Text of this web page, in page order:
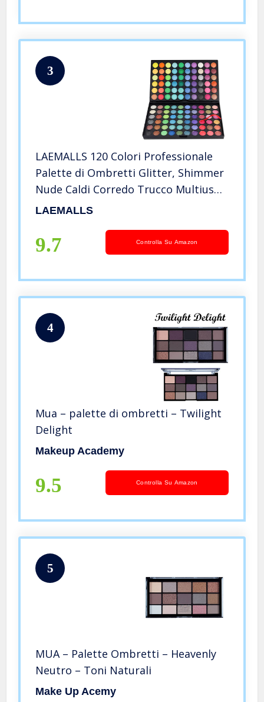
3
LAEMALLS 120 Colori Professionale
Palette di Ombretti Glitter, Shimmer
Nude Caldi Corredo Trucco Multiuso
Ombretto In Impermeabile a lunga
principianti#2
LAEMALLS
9.7 Controlla Su Amazon
4
Mua – palette di ombretti – Twilight
Delight
Makeup Academy
9.5 Controlla Su Amazon
5
MUA – Palette Ombretti – Heavenly
Neutro – Toni Naturali
Make Up Acemy